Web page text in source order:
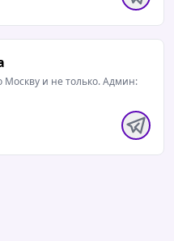
и не только. Админ: